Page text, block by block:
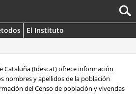
El Instituto
Cataluña (Idescat) ofrece información
nombres y apellidos de la población
del Censo de población y vivendas